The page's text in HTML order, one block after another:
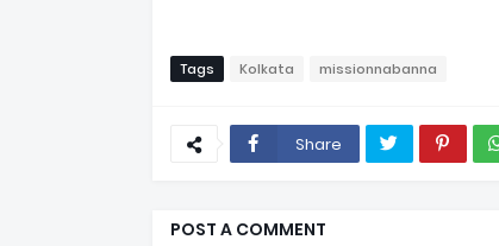
Tags Kolkata missionnabanna
Share
POST A COMMENT